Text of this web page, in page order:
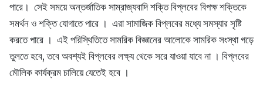
পারে। সেই সময়ে অন্তর্জাতিক সাম্রাজ্যবাদি শক্তি বিপ্লবের বিপক্ষ শক্তিকে
সমর্থন ও শক্তি যোগাতে পারে । এরা সামাজিক বিপ্লবের মধ্যে সমস্যার সৃষ্টি
করতে পারে । এই পরিস্থিতিতে সামরিক বিজ্ঞানের আলোকে সামরিক সংস্থা গড়ে
তুলতে হবে, তবে অবশ্যই বিপ্লবের লক্ষ্য থেকে সরে যাওয়া যাবে না । বিপ্লবের
মৌলিক কার্যক্রম চালিয়ে যেতেই হবে ।